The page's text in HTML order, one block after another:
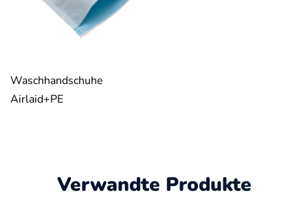
Waschhandschuhe
Airlaid+PE
Verwandte Produkte